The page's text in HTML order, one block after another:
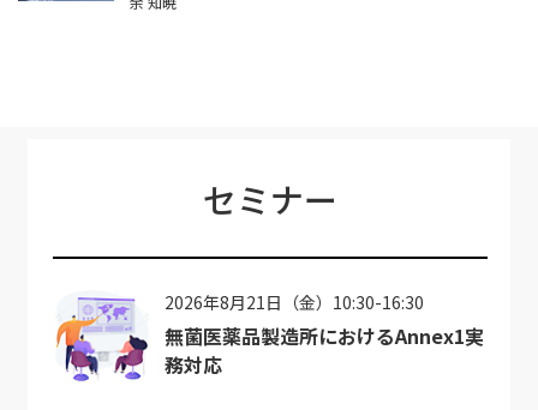
セミナー
2026年8月21日（金）10:30-16:30
無菌医薬品製造所におけるAnnex1実
務対応